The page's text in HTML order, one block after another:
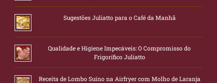
Sugestões Juliatto para o Café da Manhã
Qualidade e Higiene Impecáveis: O Compromisso do
Frigorífico Juliatto
Receita de Lombo Suíno na Airfryer com Molho de Laranja